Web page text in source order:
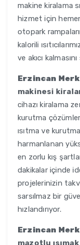
makine kiralama
hizmet için
otopark
kalorili
ve akıcı
Erzincan
makinesi
cihazı kiralama
kurutma
ısıtma ve
harmanlanan
en zorlu kış
dakikalar içinde
projelerinizin
sarsılmaz bir
hızlandırıyor.
Erzincan
mazotlu ısımak